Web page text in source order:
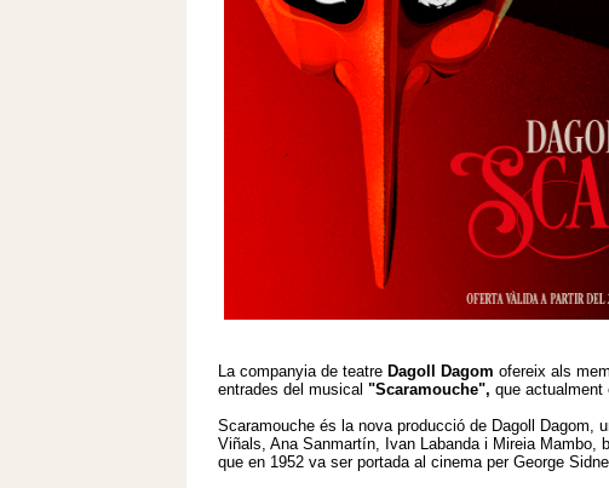
La companyia de teatre Dagoll Dagom ofereix als
entrades del musical "Scaramouche", que actualment
Scaramouche és la nova producció de Dagoll Dagom,
Viñals, Ana Sanmartín, Ivan Labanda i Mireia Mambo,
que en 1952 va ser portada al cinema per George